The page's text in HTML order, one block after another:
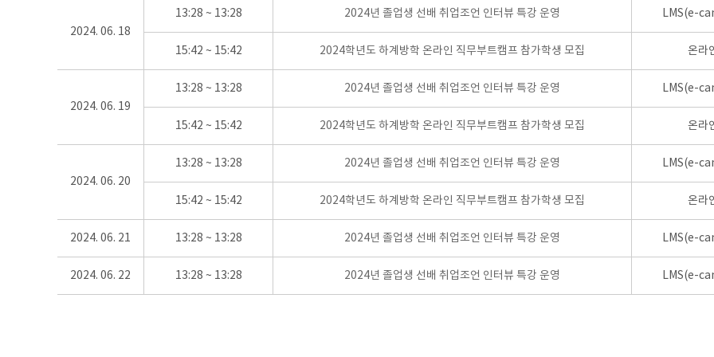
2024. 06. 18
13:28 ~ 13:28 2024년 졸업생 선배 취업조언 인터뷰 특강 운영 LMS(e-
15:42 ~ 15:42 2024학년도 하계방학 온라인 직무부트캠프 참가학생 모집 온라
2024. 06. 19
13:28 ~ 13:28 2024년 졸업생 선배 취업조언 인터뷰 특강 운영 LMS(e-
15:42 ~ 15:42 2024학년도 하계방학 온라인 직무부트캠프 참가학생 모집 온라
2024. 06. 20
13:28 ~ 13:28 2024년 졸업생 선배 취업조언 인터뷰 특강 운영 LMS(e-
15:42 ~ 15:42 2024학년도 하계방학 온라인 직무부트캠프 참가학생 모집 온라
2024. 06. 21 13:28 ~ 13:28 2024년 졸업생 선배 취업조언 인터뷰 특강 운영 LMS(e-
2024. 06. 22 13:28 ~ 13:28 2024년 졸업생 선배 취업조언 인터뷰 특강 운영 LMS(e-